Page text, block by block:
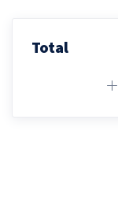
Total